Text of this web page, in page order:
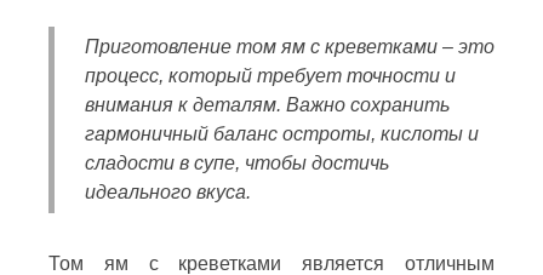
Приготовление том ям с креветками – это
процесс, который требует точности и
внимания к деталям. Важно сохранить
гармоничный баланс остроты, кислоты и
сладости в супе, чтобы достичь
идеального вкуса.
Том ям с креветками является отличным